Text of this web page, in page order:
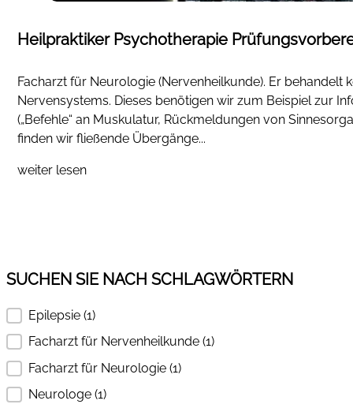
Heilpraktiker Psychotherapie
Facharzt für Neurologie (Nervenheilkunde). Er behandelt
Nervensystems. Dieses benötigen wir zum Beispiel zur
(„Befehle“ an Muskulatur, Rückmeldungen von
finden wir fließende Übergänge...
weiter lesen
SUCHEN SIE NACH SCHLAGWÖRTERN
Epilepsie (1)
Facharzt für Nervenheilkunde (1)
Facharzt für Neurologie (1)
Neurologe (1)